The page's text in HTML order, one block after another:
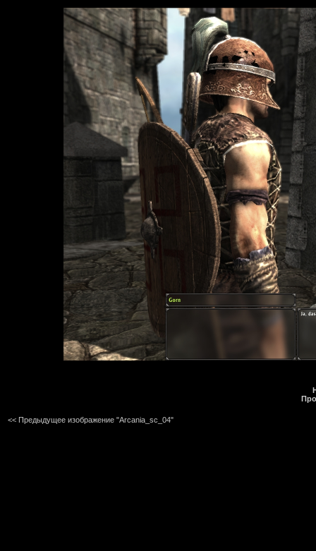
<< Предыдущее изображение "Arcania_sc_04"